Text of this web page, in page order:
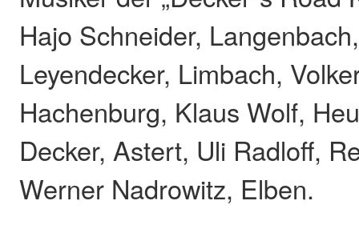
Hajo Schneider,
Leyendecker, Limbach,
Hachenburg, Klaus Wolf,
Decker, Astert, Uli Radloff,
Werner Nadrowitz, Elben.